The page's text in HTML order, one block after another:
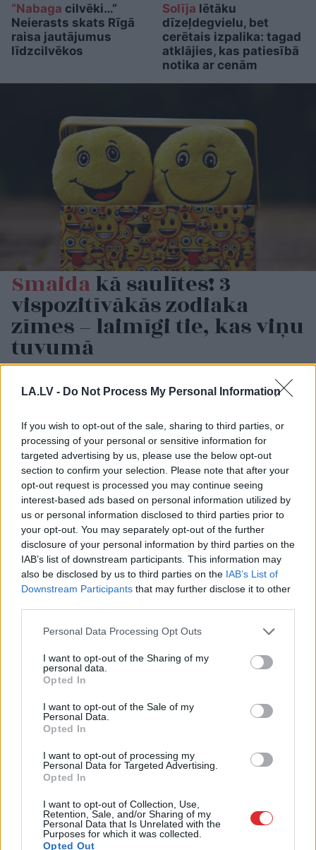
LA.LV - Do Not Process My Personal Information
If you wish to opt-out of the sale, sharing to third parties, or
processing of your personal or sensitive information for
targeted advertising by us, please use the below opt-out
section to confirm your selection. Please note that after your
opt-out request is processed you may continue seeing
interest-based ads based on personal information utilized by
us or personal information disclosed to third parties prior to
your opt-out. You may separately opt-out of the further
disclosure of your personal information by third parties on the
IAB’s list of downstream participants. This information may
also be disclosed by us to third parties on the IAB’s List of
Downstream Participants that may further disclose it to other
Please note that this website/app uses one or more Google
not limited to your visit or usage behaviour. You may click to
grant or deny consent to Google and its third-party tags to
use your data for below specified purposes in below Google
consent section.
Personal Data Processing Opt Outs
I want to opt-out of the Sharing of my
personal data.
Opted In
I want to opt-out of the Sale of my
Personal Data.
Opted In
I want to opt-out of processing my
Personal Data for Targeted Advertising.
Opted In
I want to opt-out of Collection, Use,
Retention, Sale, and/or Sharing of my
Personal Data that Is Unrelated with the
Purposes for which it was collected.
Opted Out
“Nabaga cilvēki…”
Neierasts skats Rīgā
raisa jautājumus
līdzcilvēkos
Solīja lētāku
dīzeļdegvielu, bet
cerētais izpalika: tagad
atklājies, kas patiesībā
notika ar cenām
Smaidakā saulītes! 3
vispozitīvākās zodiaka
zīmes – laimīgi tie, kas viņu
tuvumā
Karš Ukrainā ieiet
bīstamā eskalācijas
spirālē: palielinās
civiliedzīvotāju
bojāejas risks
Ieva Adamss: “Ja jūs
turpināsiet nemīlēt vīru
un dot, jums būs vēzis”
Lietuvas militārie
izlūkdienesti: Krievija
apsver triecienus Baltijas